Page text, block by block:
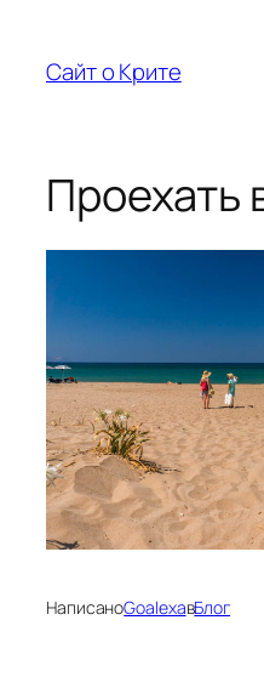
содержимому
Сайт о Крите
Проехать
НаписаноGoalexaвБлог